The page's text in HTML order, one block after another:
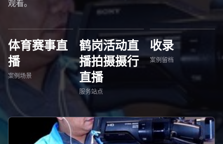
观看。
体育赛事直
播
案例场景
鹤岗活动直
播拍摄摄行
直播
服务站点
收录
案例留档